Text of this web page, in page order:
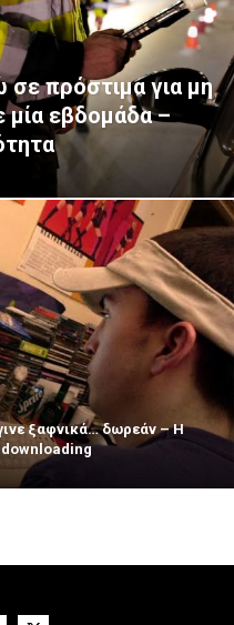
πρόστιμα για μη
εβδομάδα –
ξαφνικά… δωρεάν – Η
downloading